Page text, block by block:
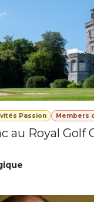
Passion Members
au Royal Golf